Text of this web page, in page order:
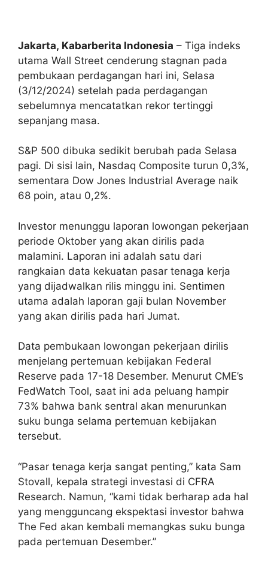
Jakarta, Kabarberita Indonesia – Tiga indeks
utama Wall Street cenderung stagnan pada
pembukaan perdagangan hari ini, Selasa
(3/12/2024) setelah pada perdagangan
sebelumnya mencatatkan rekor tertinggi
sepanjang masa.
S&P 500 dibuka sedikit berubah pada Selasa
pagi. Di sisi lain, Nasdaq Composite turun 0,3%,
sementara Dow Jones Industrial Average naik
68 poin, atau 0,2%.
Investor menunggu laporan lowongan pekerjaan
periode Oktober yang akan dirilis pada
malamini. Laporan ini adalah satu dari
rangkaian data kekuatan pasar tenaga kerja
yang dijadwalkan rilis minggu ini. Sentimen
utama adalah laporan gaji bulan November
yang akan dirilis pada hari Jumat.
Data pembukaan lowongan pekerjaan dirilis
menjelang pertemuan kebijakan Federal
Reserve pada 17-18 Desember. Menurut CME’s
FedWatch Tool, saat ini ada peluang hampir
73% bahwa bank sentral akan menurunkan
suku bunga selama pertemuan kebijakan
tersebut.
“Pasar tenaga kerja sangat penting,” kata Sam
Stovall, kepala strategi investasi di CFRA
Research. Namun, “kami tidak berharap ada hal
yang mengguncang ekspektasi investor bahwa
The Fed akan kembali memangkas suku bunga
pada pertemuan Desember.”